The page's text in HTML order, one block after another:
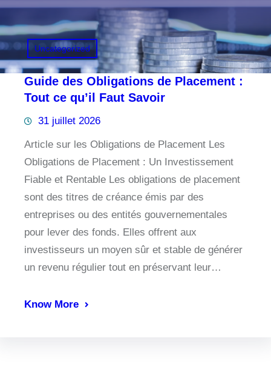
Uncategorized
Guide des Obligations de Placement :
Tout ce qu’il Faut Savoir
31 juillet 2026
Article sur les Obligations de Placement Les
Obligations de Placement : Un Investissement
Fiable et Rentable Les obligations de placement
sont des titres de créance émis par des
entreprises ou des entités gouvernementales
pour lever des fonds. Elles offrent aux
investisseurs un moyen sûr et stable de générer
un revenu régulier tout en préservant leur…
Know More